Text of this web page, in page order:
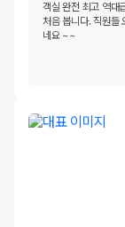
객실 완전 최고 역대
처음 봅니다. 직원들
네요 ~~